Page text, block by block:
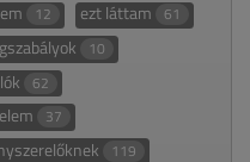
12 ezt láttam 61
10
62
37
119